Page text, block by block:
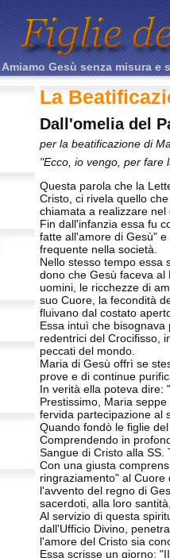
Amiamo Gesù senza misura
La
Dall'omelia del
per la beatificazione di
"Ecco, io vengo, per fare
Questa parola che la
Cristo, ci rivela quello
chiamata a realizzare
Fin dall'infanzia essa fu
fatte all'amore di Gesù"
frequente nella società.
Nello stesso tempo essa
dono che Gesù faceva al
uomini, le ricchezze di
suo Cuore, la fecondità
fluivano dal costato
Essa intuì che
redentrici del Crocifisso,
peccati del mondo.
Maria di Gesù offrì se
prove e di continue
In verità ella poteva dire:
Prestissimo, Maria
fervida partecipazione al
Quando fondò le figlie
Comprendendo in
Sangue di Cristo alla SS.
Con una giusta
ringraziamento" al
l'avvento del regno di
sacerdoti, alla loro
Al servizio di questa
dall'Ufficio Divino,
l'amore del Cristo sia
Essa scrisse un giorno: